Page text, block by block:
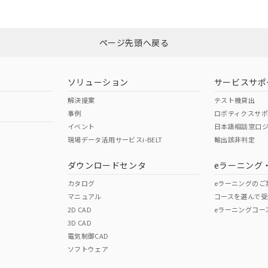
ダウンロードはこちら
等で未対応品が混在する可能性があります。
合わせください。
ページ先頭へ戻る
ソリューション
解決提案
事例
イベント
現場データ活用サービスi-BELT
ダウンロードセンタ
カタログ
マニュアル
2D CAD
3D CAD
電気制御CAD
ソフトウェア
サービスサポ
テスト機貸出
ロボティクスサ
日本語相談窓口
輸出該非判定
eラーニング
eラーニングのご
コースを選んで
eラーニングコー